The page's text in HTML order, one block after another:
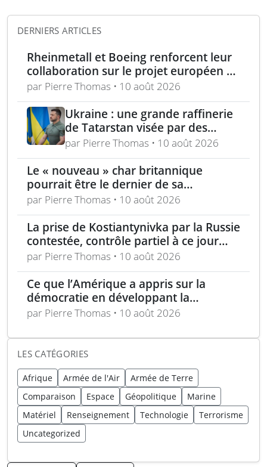
DERNIERS ARTICLES
Rheinmetall et Boeing renforcent leur
collaboration sur le projet européen de
drone de combat CCA
par Pierre Thomas • 10 août 2026
Ukraine : une grande raffinerie
de Tatarstan visée par des
bombardements
par Pierre Thomas • 10 août 2026
Le « nouveau » char britannique
pourrait être le dernier de sa
génération
par Pierre Thomas • 10 août 2026
La prise de Kostiantynivka par la Russie
contestée, contrôle partiel à ce jour
selon Londres
par Pierre Thomas • 10 août 2026
Ce que l’Amérique a appris sur la
démocratie en développant la
technologie furtive
par Pierre Thomas • 10 août 2026
LES CATÉGORIES
Afrique Armée de l'Air
Armée de Terre
Comparaison
Espace Géopolitique
Marine
Matériel
Renseignement Technologie
Terrorisme
Uncategorized